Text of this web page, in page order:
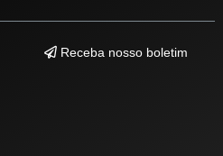
Receba nosso boletim